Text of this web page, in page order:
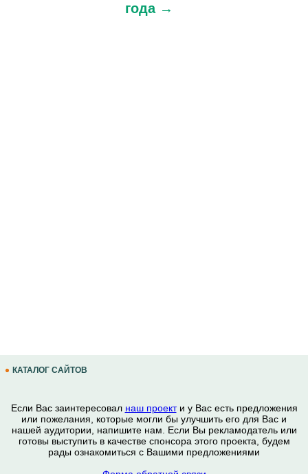
года →
КАТАЛОГ САЙТОВ
Если Вас заинтересовал наш проекти у Вас есть предложения
или пожелания, которые могли бы улучшить его для Вас и
нашей аудитории, напишите нам. Если Вы рекламодатель или
готовы выступить в качестве спонсора этого проекта, будем
рады ознакомиться с Вашими предложениями